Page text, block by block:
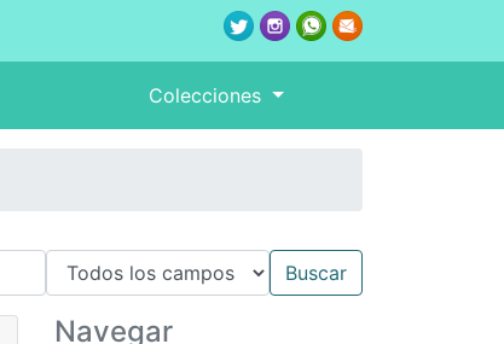
Colecciones
Navegar